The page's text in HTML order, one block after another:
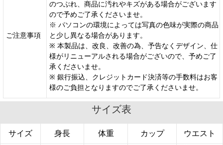
ご注意事項
のつぶれ、商品に汚れやキズがある場合がございます
ので予めご了承くださいませ。
※ パソコンの環境によっては写真の色味が実際の商品
と少し異なる場合があります。
※ 本製品は、改良、改善の為、予告なくデザイン、仕
様がリニューアルされる場合がございので、予めご了
承くださいませ。
※ 銀行振込、クレジットカード決済等の手数料はお客
様のご負担となりますのでご了承くださいませ。
サイズ表
サイズ 身長 体重 カップ ウエスト